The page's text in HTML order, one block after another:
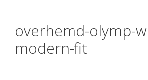
overhemd-olymp-
modern-fit